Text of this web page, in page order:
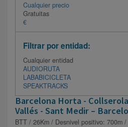
Cualquier precio
Gratuitas
€
Filtrar por entidad:
Cualquier entidad
AUDIORUTA
LABABICICLETA
SPEAKTRACKS
Barcelona Horta -
Vallés - Sant Medir –
BTT / 26Km / Desnivel positivo: 700m